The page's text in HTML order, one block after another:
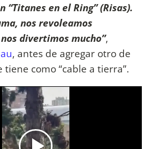
“Titanes en el Ring” (Risas).
nos revoleamos
divertimos mucho”,
, antes de agregar otro de
como “cable a tierra”.